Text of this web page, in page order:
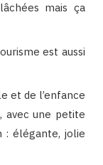
mais ça
est aussi
et de l’enfance
une petite
: élégante, jolie